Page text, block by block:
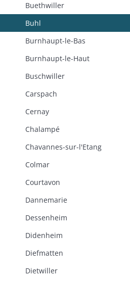
Buethwiller
Buhl
Burnhaupt-le-Bas
Burnhaupt-le-Haut
Buschwiller
Carspach
Cernay
Chalampé
Chavannes-sur-l'Etang
Colmar
Courtavon
Dannemarie
Dessenheim
Didenheim
Diefmatten
Dietwiller